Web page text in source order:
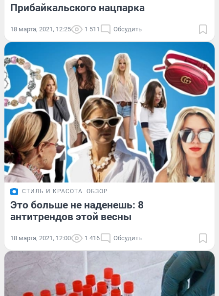
Прибайкальского нацпарка
18 марта, 2021, 12:25 1 511 Обсудить
СТИЛЬ И КРАСОТА ОБЗОР
Это больше не наденешь: 8
антитрендов этой весны
18 марта, 2021, 12:00 1 416 Обсудить